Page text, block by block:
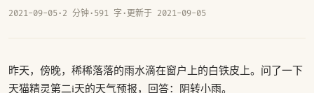
2021-09-05· 2 分钟· 591 字 · 更新于 2021-09-05
昨天，傍晚，稀稀落落的雨水滴在窗户上的白铁皮上。问了一下
天猫精灵第二i天的天气预报，回答：阴转小雨。